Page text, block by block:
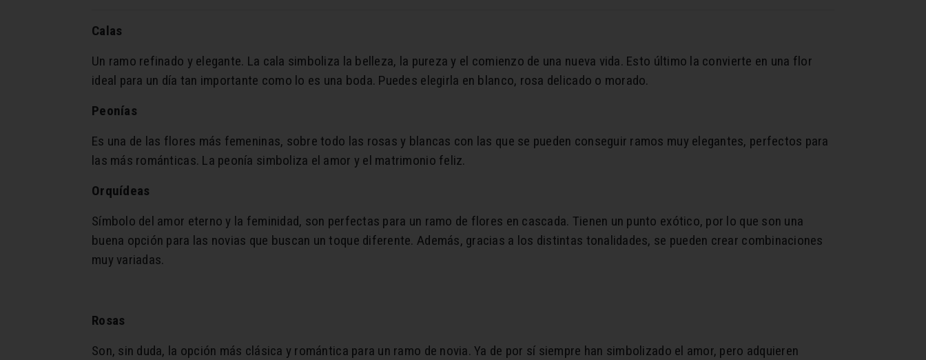
Calas
Un ramo refinado y elegante. La cala simboliza la belleza, la pureza y el comienzo de una nueva vida. Esto último la convierte en una flor
ideal para un día tan importante como lo es una boda. Puedes elegirla en blanco, rosa delicado o morado.
Peonías
Es una de las flores más femeninas, sobre todo las rosas y blancas con las que se pueden conseguir ramos muy elegantes, perfectos para
las más románticas. La peonía simboliza el amor y el matrimonio feliz.
Orquídeas
Símbolo del amor eterno y la feminidad, son perfectas para un ramo de flores en cascada. Tienen un punto exótico, por lo que son una
buena opción para las novias que buscan un toque diferente. Además, gracias a los distintas tonalidades, se pueden crear combinaciones
muy variadas.
Rosas
Son, sin duda, la opción más clásica y romántica para un ramo de novia. Ya de por sí siempre han simbolizado el amor, pero adquieren